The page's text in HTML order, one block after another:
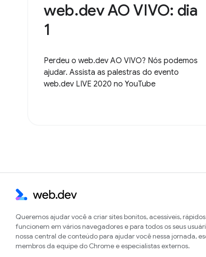
web.dev AO VIVO: dia
1
Perdeu o web.dev AO VIVO? Nós podemos
ajudar. Assista as palestras do evento
web.dev LIVE 2020 no YouTube
Queremos ajudar você a criar sites bonitos, acessíveis,
funcionem em vários navegadores e para todos os seus
nossa central de conteúdo para ajudar você nessa jornada,
membros da equipe do Chrome e especialistas externos.